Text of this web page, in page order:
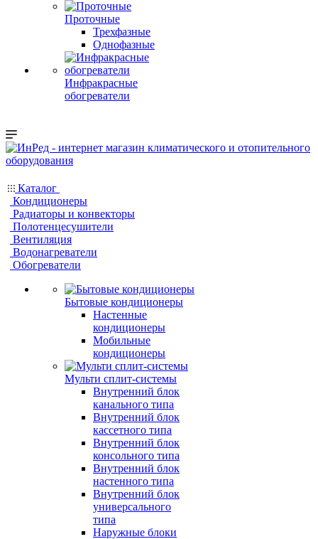
Проточные
Трехфазные
Однофазные
Инфракрасные
обогреватели
Каталог
Кондиционеры
Радиаторы и конвекторы
Полотенцесушители
Вентиляция
Водонагреватели
Обогреватели
Бытовые кондиционеры
Настенные
кондиционеры
Мобильные
кондиционеры
Мульти сплит-системы
Внутренний блок
канального типа
Внутренний блок
кассетного типа
Внутренний блок
консольного типа
Внутренний блок
настенного типа
Внутренний блок
универсального
типа
Наружные блоки